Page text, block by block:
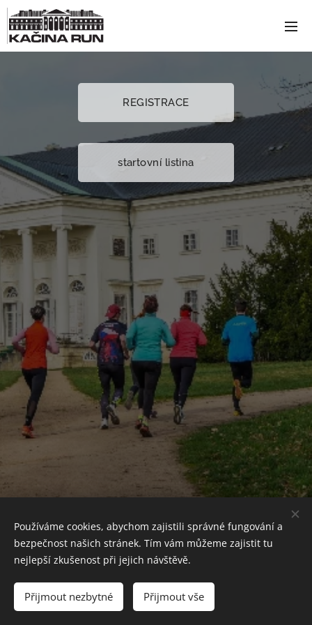
REGISTRACE
startovní listina
Vytvořeno službou Webnode
Používáme cookies, abychom zajistili správné fungování a
bezpečnost našich stránek. Tím vám můžeme zajistit tu
nejlepší zkušenost při jejich návštěvě.
Přijmout nezbytné Přijmout vše